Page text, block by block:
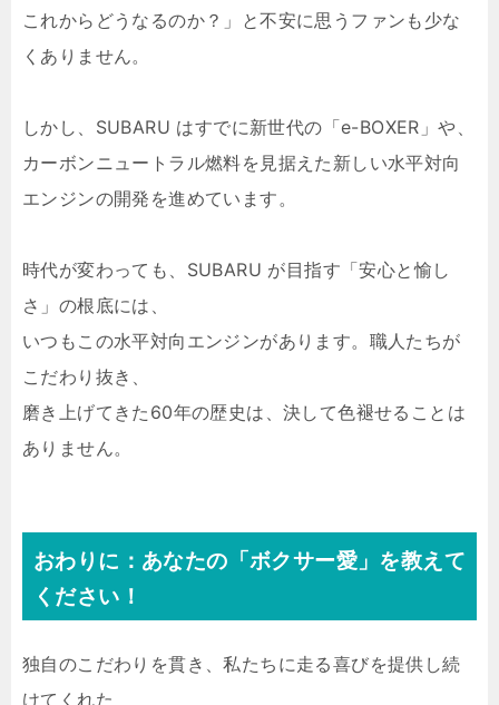
これからどうなるのか？」と不安に思うファンも少な
くありません。
しかし、SUBARU はすでに新世代の「e-BOXER」や、
カーボンニュートラル燃料を見据えた新しい水平対向
エンジンの開発を進めています。
時代が変わっても、SUBARU が目指す「安心と愉し
さ」の根底には、
いつもこの水平対向エンジンがあります。職人たちが
こだわり抜き、
磨き上げてきた60年の歴史は、決して色褪せることは
ありません。
おわりに：あなたの「ボクサー愛」を教えて
ください！
独自のこだわりを貫き、私たちに走る喜びを提供し続
けてくれた